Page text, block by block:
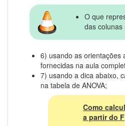
O que
das colunas
6) usando as orientações
fornecidas na aula
7) usando a dica abaixo,
na tabela de ANOVA;
Como
a partir do F